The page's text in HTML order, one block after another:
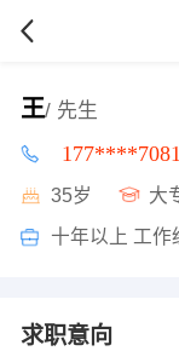
王/ 先生
177****7081
35岁 大
十年以上 工作
求职意向